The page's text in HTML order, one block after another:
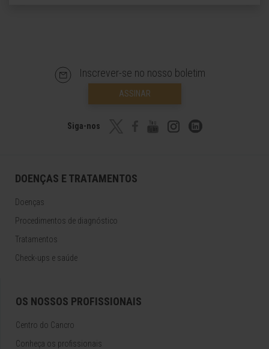
Inscrever-se no nosso boletim
ASSINAR
Siga-nos
DOENÇAS E TRATAMENTOS
Doenças
Procedimentos de diagnóstico
Tratamentos
Check-ups e saúde
OS NOSSOS PROFISSIONAIS
Centro do Cancro
Conheça os profissionais